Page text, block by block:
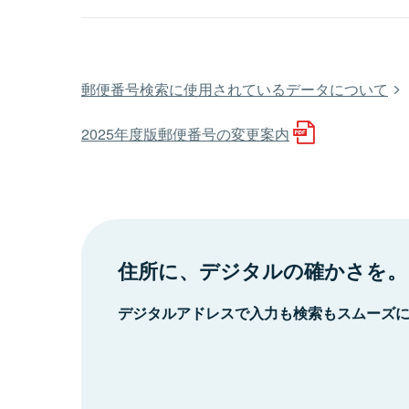
郵便番号検索に使用されているデータについて
2025年度版郵便番号の変更案内
住所に、デジタルの確かさを。
デジタルアドレスで入力も検索もスムーズ